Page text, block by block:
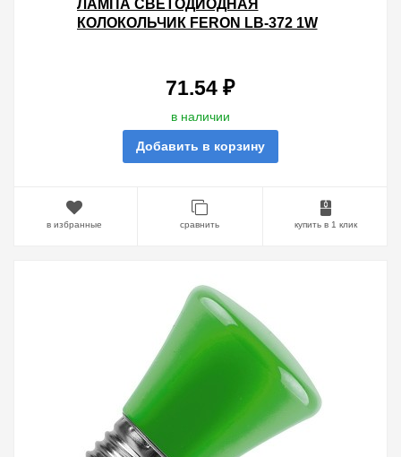
ЛАМПА СВЕТОДИОДНАЯ
КОЛОКОЛЬЧИК FERON LB-372 1W
71.54 ₽
в наличии
Добавить в корзину
в избранные сравнить купить в 1 клик